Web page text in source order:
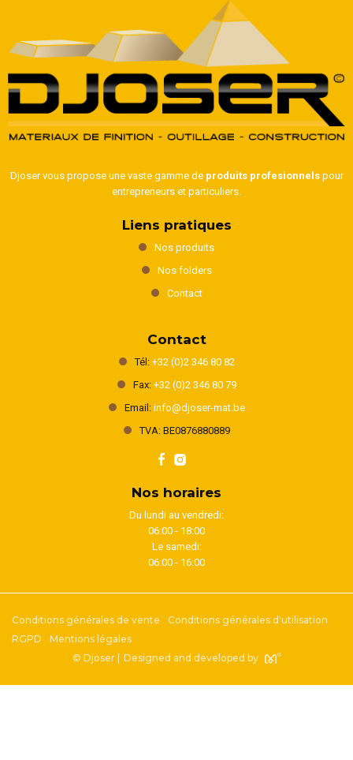
Djoser vous propose une vaste gamme de produits profesionnelspour
entrepreneurs et particuliers.
Liens pratiques
Nos produits
Nos folders
Contact
Contact
Tél: +32 (0)2 346 80 82
Fax: +32 (0)2 346 80 79
Email: info@djoser-mat.be
TVA: BE0876880889
Nos horaires
Du lundi au vendredi:
06:00 - 18:00
Le samedi:
06:00 - 16:00
Conditions générales de vente
Conditions générales d'utilisation
RGPD
Mentions légales
© Djoser | Designed and developed by